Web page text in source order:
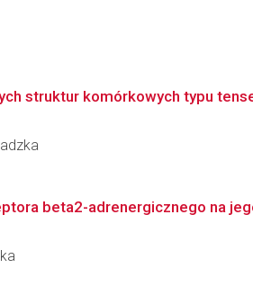
struktur komórkowych typu
beta2-adrenergicznego na